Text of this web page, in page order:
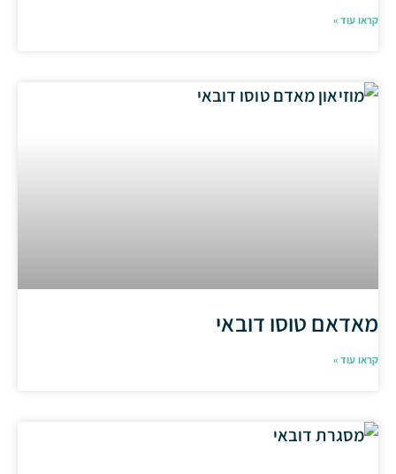
קראו עוד »
מאדאם טוסו דובאי
קראו עוד »